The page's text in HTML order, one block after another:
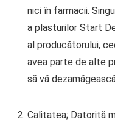
nici în farmacii.
a plasturilor Start
al producătorului,
avea parte de alte
să vă
Calitatea; Datorită